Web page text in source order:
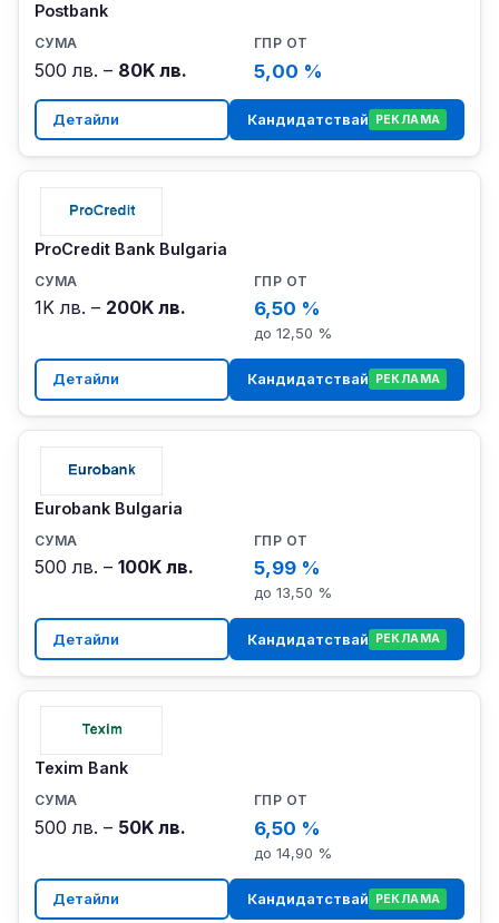
Postbank
500 лв. – 80K лв. 5,00 %
Детайли Кандидатствай РЕКЛАМА
ProCredit Bank Bulgaria
1K лв. – 200K лв. 6,50 %
до 12,50 %
Детайли Кандидатствай РЕКЛАМА
Eurobank Bulgaria
500 лв. – 100K лв. 5,99 %
до 13,50 %
Детайли Кандидатствай РЕКЛАМА
Texim Bank
500 лв. – 50K лв. 6,50 %
до 14,90 %
Детайли Кандидатствай РЕКЛАМА